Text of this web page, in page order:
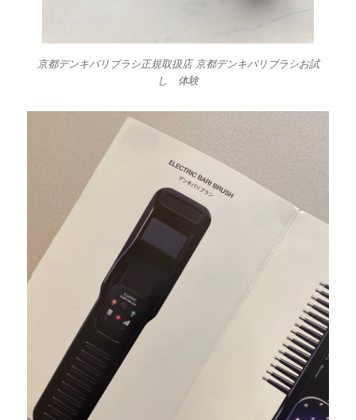
京都デンキバリブラシ正規取扱店 京都デンキバリブラシお試
し 体験